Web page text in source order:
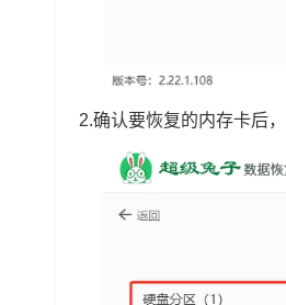
2.确认要恢复的内存卡后